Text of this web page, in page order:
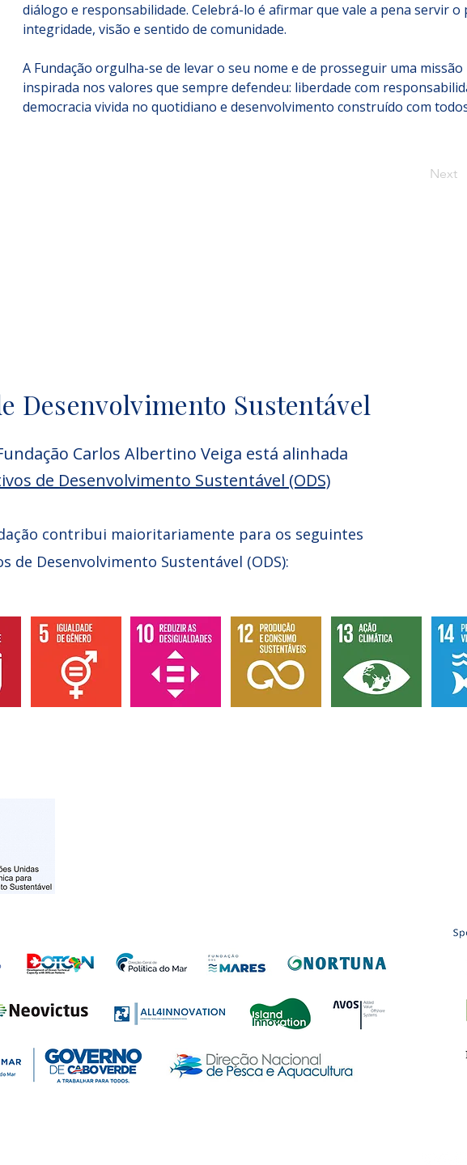
diálogo e responsabilidade. Celebrá-lo é afirmar que vale a pena servir o
integridade, visão e sentido de comunidade.
A Fundação orgulha-se de levar o seu nome e de prosseguir uma missão
inspirada nos valores que sempre defendeu: liberdade com
democracia vivida no quotidiano e desenvolvimento construído com
Next
Desenvolvimento Sustentável
Carlos Albertino Veiga está alinhada
de Desenvolvimento Sustentável (ODS)
contribui maioritariamente para os seguintes
de Desenvolvimento Sustentável (ODS):